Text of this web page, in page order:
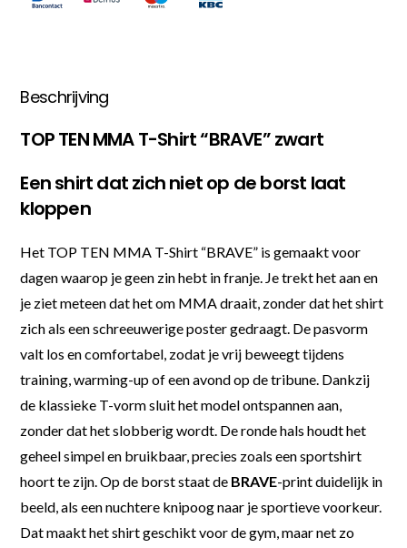
Beschrijving
TOP TEN MMA T-Shirt “BRAVE” zwart
Een shirt dat zich niet op de borst laat
kloppen
Het TOP TEN MMA T-Shirt “BRAVE” is gemaakt voor
dagen waarop je geen zin hebt in franje. Je trekt het aan en
je ziet meteen dat het om MMA draait, zonder dat het shirt
zich als een schreeuwerige poster gedraagt. De pasvorm
valt los en comfortabel, zodat je vrij beweegt tijdens
training, warming-up of een avond op de tribune. Dankzij
de klassieke T-vorm sluit het model ontspannen aan,
zonder dat het slobberig wordt. De ronde hals houdt het
geheel simpel en bruikbaar, precies zoals een sportshirt
hoort te zijn. Op de borst staat de BRAVE-print duidelijk in
beeld, als een nuchtere knipoog naar je sportieve voorkeur.
Dat maakt het shirt geschikt voor de gym, maar net zo